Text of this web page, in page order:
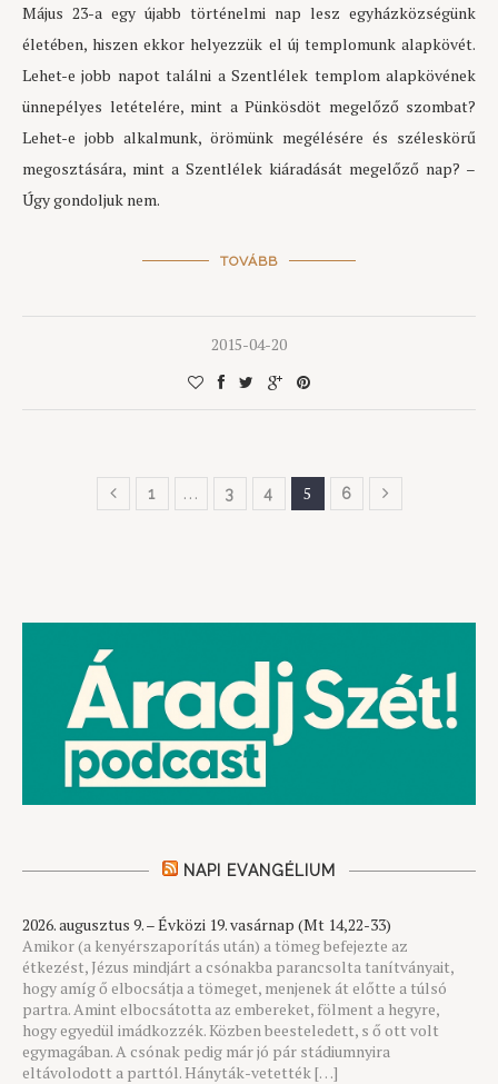
Május 23-a egy újabb történelmi nap lesz egyházközségünk
életében, hiszen ekkor helyezzük el új templomunk alapkövét.
Lehet-e jobb napot találni a Szentlélek templom alapkövének
ünnepélyes letételére, mint a Pünkösdöt megelőző szombat?
Lehet-e jobb alkalmunk, örömünk megélésére és széleskörű
megosztására, mint a Szentlélek kiáradását megelőző nap? –
Úgy gondoljuk nem.
TOVÁBB
2015-04-20
1 … 3 4 5 6
NAPI EVANGÉLIUM
2026. augusztus 9. – Évközi 19. vasárnap (Mt 14,22-33)
Amikor (a kenyérszaporítás után) a tömeg befejezte az
étkezést, Jézus mindjárt a csónakba parancsolta tanítványait,
hogy amíg ő elbocsátja a tömeget, menjenek át előtte a túlsó
partra. Amint elbocsátotta az embereket, fölment a hegyre,
hogy egyedül imádkozzék. Közben beesteledett, s ő ott volt
egymagában. A csónak pedig már jó pár stádiumnyira
eltávolodott a parttól. Hányták-vetették […]